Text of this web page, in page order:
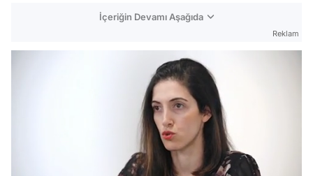
İçeriğin Devamı Aşağıda
Reklam